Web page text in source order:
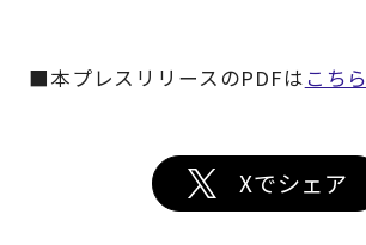
■本プレスリリースのPDFは こちら
Xでシェア